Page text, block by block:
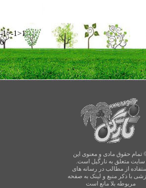
-1>-1>1
0
تمام حقوق مادی و معنوی این
سایت متعلق به نارگیل است.
از مطالب در رسانه های
با ذکر منبع و لینک به صفحه
مربوطه بلا مانع است